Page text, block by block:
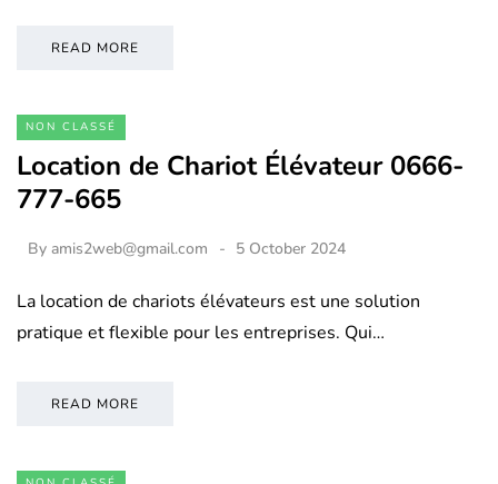
READ MORE
NON CLASSÉ
Location de Chariot Élévateur 0666-
777-665
By amis2web@gmail.com 5 October 2024
La location de chariots élévateurs est une solution
pratique et flexible pour les entreprises. Qui…
READ MORE